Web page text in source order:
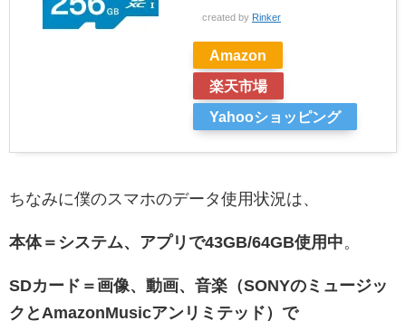
created by Rinker
Amazon
楽天市場
Yahooショッピング
ちなみに僕のスマホのデータ使用状況は、
本体＝システム、アプリで43GB/64GB使用中。
SDカード＝画像、動画、音楽（SONYのミュージッ
クとAmazonMusicアンリミテッド）で